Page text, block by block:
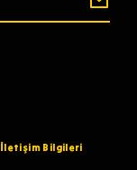
İletişim Bilgileri